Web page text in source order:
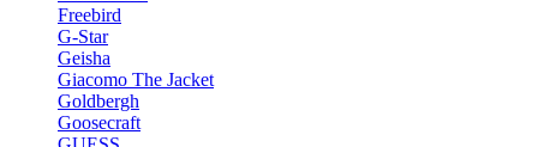
Freebird
G-Star
Geisha
Giacomo The Jacket
Goldbergh
Goosecraft